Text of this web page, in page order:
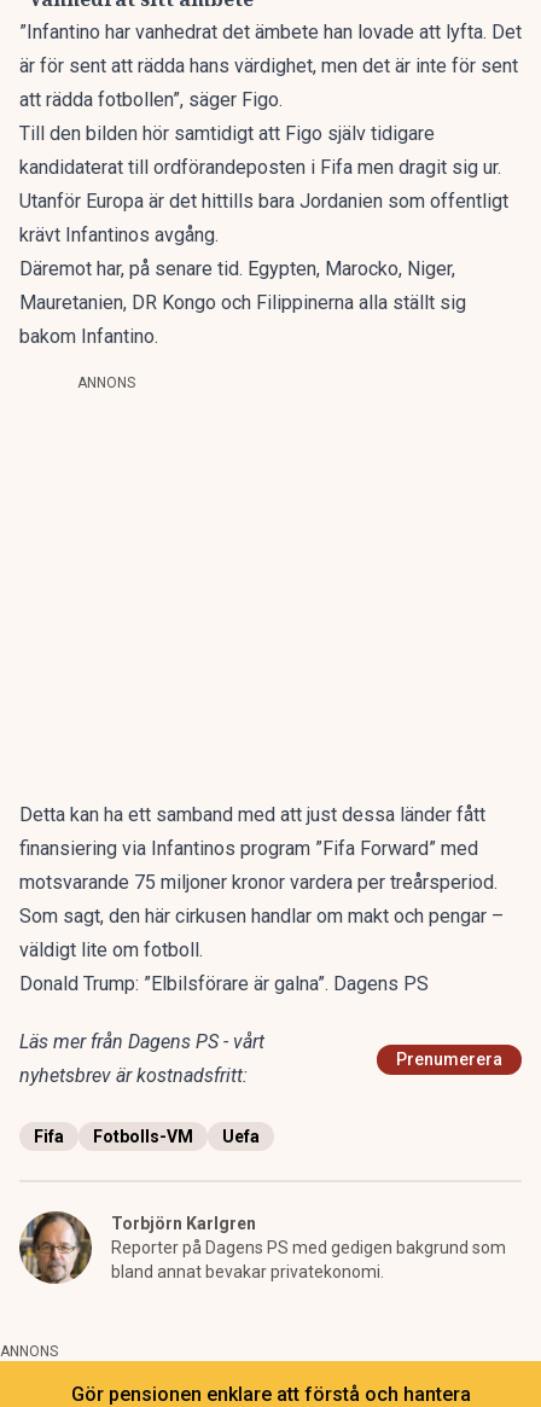
”Infantino har vanhedrat det ämbete han lovade att lyfta. Det
är för sent att rädda hans värdighet, men det är inte för sent
att rädda fotbollen”, säger Figo.
Till den bilden hör samtidigt att Figo själv tidigare
kandidaterat till ordförandeposten i Fifa men dragit sig ur.
Utanför Europa är det hittills bara Jordanien som offentligt
krävt Infantinos avgång.
Däremot har, på senare tid. Egypten, Marocko, Niger,
Mauretanien, DR Kongo och Filippinerna alla ställt sig
bakom Infantino.
ANNONS
Detta kan ha ett samband med att just dessa länder fått
finansiering via Infantinos program ”Fifa Forward” med
motsvarande 75 miljoner kronor vardera per treårsperiod.
Som sagt, den här cirkusen handlar om makt och pengar –
väldigt lite om fotboll.
Donald Trump: ”Elbilsförare är galna”. Dagens PS
Läs mer från Dagens PS - vårt
nyhetsbrev är kostnadsfritt:
Prenumerera
Fifa Fotbolls-VM Uefa
Torbjörn Karlgren
Reporter på Dagens PS med gedigen bakgrund som
bland annat bevakar privatekonomi.
ANNONS
Gör pensionen enklare att förstå och hantera